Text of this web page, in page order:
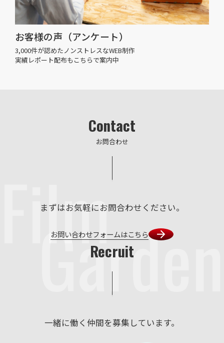
お客様の声（アンケート）
3,000件が認めたノンストレスなWEB制作
実績レポート配布もこちらで案内中
Film
Garden
Contact
お問合わせ
まずはお気軽にお問合わせください。
お問い合わせフォームはこちら
Recruit
一緒に働く仲間を募集しています。